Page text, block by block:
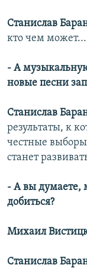
Станислав
кто чем может...
- А
новые песни
Станислав
результаты, к
честные
станет
- А вы думаете,
добиться?
Михаил
Станислав